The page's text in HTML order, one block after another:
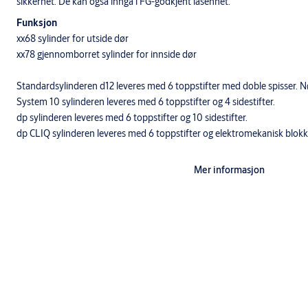
Funksjon
xx68 sylinder for utside dør
xx78 gjennomborret sylinder for innside dør
Standardsylinderen d12 leveres med 6 toppstifter med doble spisser.
System 10 sylinderen leveres med 6 toppstifter og 4 sidestifter.
dp sylinderen leveres med 6 toppstifter og 10 sidestifter.
dp CLIQ sylinderen leveres med 6 toppstifter og elektromekanisk
SEC, S10+ og dp+ sylinder har i tillegg herdede, borhindrende stifter
Mer informasjon